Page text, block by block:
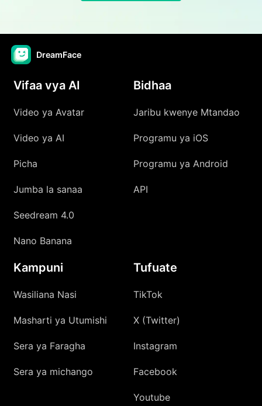
DreamFace
Vifaa vya AI
Video ya Avatar
Video ya AI
Picha
Jumba la sanaa
Seedream 4.0
Nano Banana
Bidhaa
Jaribu kwenye Mtandao
Programu ya iOS
Programu ya Android
API
Kampuni
Wasiliana Nasi
Masharti ya Utumishi
Sera ya Faragha
Sera ya michango
Tufuate
TikTok
X (Twitter)
Instagram
Facebook
Youtube